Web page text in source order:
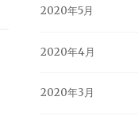
2020年5月
2020年4月
2020年3月